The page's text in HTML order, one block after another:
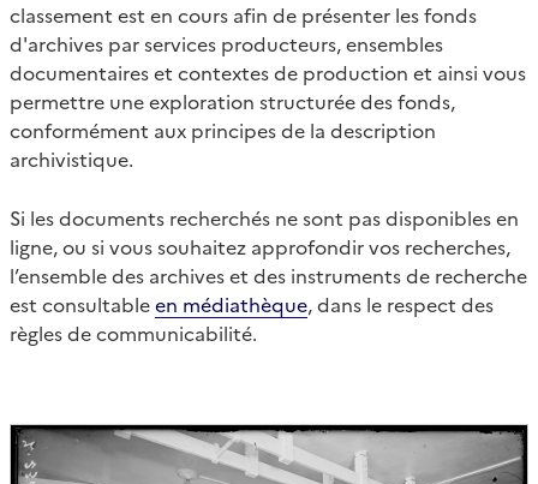
classement est en cours afin de présenter les fonds
d'archives par services producteurs, ensembles
documentaires et contextes de production et ainsi vous
permettre une exploration structurée des fonds,
conformément aux principes de la description
archivistique.
Si les documents recherchés ne sont pas disponibles en
ligne, ou si vous souhaitez approfondir vos recherches,
l’ensemble des archives et des instruments de recherche
est consultableen médiathèque, dans le respect des
règles de communicabilité.